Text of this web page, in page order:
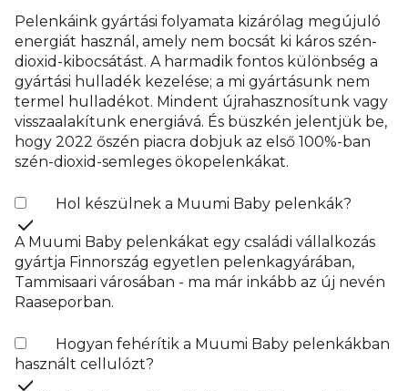
Pelenkáink gyártási folyamata kizárólag megújuló
energiát használ, amely nem bocsát ki káros szén-
dioxid-kibocsátást. A harmadik fontos különbség a
gyártási hulladék kezelése; a mi gyártásunk nem
termel hulladékot. Mindent újrahasznosítunk vagy
visszaalakítunk energiává. És büszkén jelentjük be,
hogy 2022 őszén piacra dobjuk az első 100%-ban
szén-dioxid-semleges ökopelenkákat.
Hol készülnek a Muumi Baby pelenkák?
A Muumi Baby pelenkákat egy családi vállalkozás
gyártja Finnország egyetlen pelenkagyárában,
Tammisaari városában - ma már inkább az új nevén
Raaseporban.
Hogyan fehérítik a Muumi Baby pelenkákban
használt cellulózt?